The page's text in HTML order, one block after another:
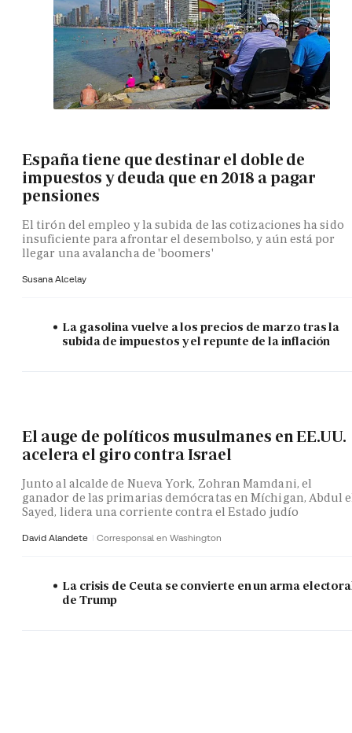
España tiene que destinar el doble de
impuestos y deuda que en 2018 a pagar
pensiones
El tirón del empleo y la subida de las cotizaciones ha sido
insuficiente para afrontar el desembolso, y aún está por
llegar una avalancha de 'boomers'
Susana Alcelay
La gasolina vuelve a los precios de marzo tras la
subida de impuestos y el repunte de la inflación
El auge de políticos musulmanes en EE.UU.
acelera el giro contra Israel
Junto al alcalde de Nueva York, Zohran Mamdani, el
ganador de las primarias demócratas en Míchigan, Abdul
Sayed, lidera una corriente contra el Estado judío
David Alandete Corresponsal en Washington
La crisis de Ceuta se convierte en un arma
de Trump